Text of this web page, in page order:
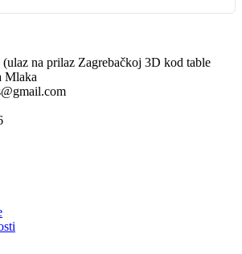
(ulaz na prilaz Zagrebačkoj 3D kod table
Mlaka